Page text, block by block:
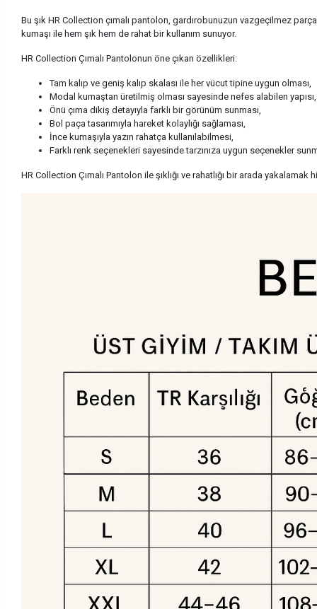
Bu şık HR Collection çımalı pantolon, gardırobunuzun vazgeçilmez
kumaşı ile hem şık hem de rahat bir kullanım sunuyor.
HR Collection Çımalı Pantolonun öne çıkan özellikleri:
Tam kalıp ve geniş kalıp skalası ile her vücut tipine uygun olması,
Modal kumaştan üretilmiş olması sayesinde nefes alabilen yapısı,
Önü çıma dikiş detayıyla farklı bir görünüm sunması,
Bol paça tasarımıyla hareket kolaylığı sağlaması,
İnce kumaşıyla yazın rahatça kullanılabilmesi,
Farklı renk seçenekleri sayesinde tarzınıza uygun seçenekler
HR Collection Çımalı Pantolon ile şıklığı ve rahatlığı bir arada yakalamak